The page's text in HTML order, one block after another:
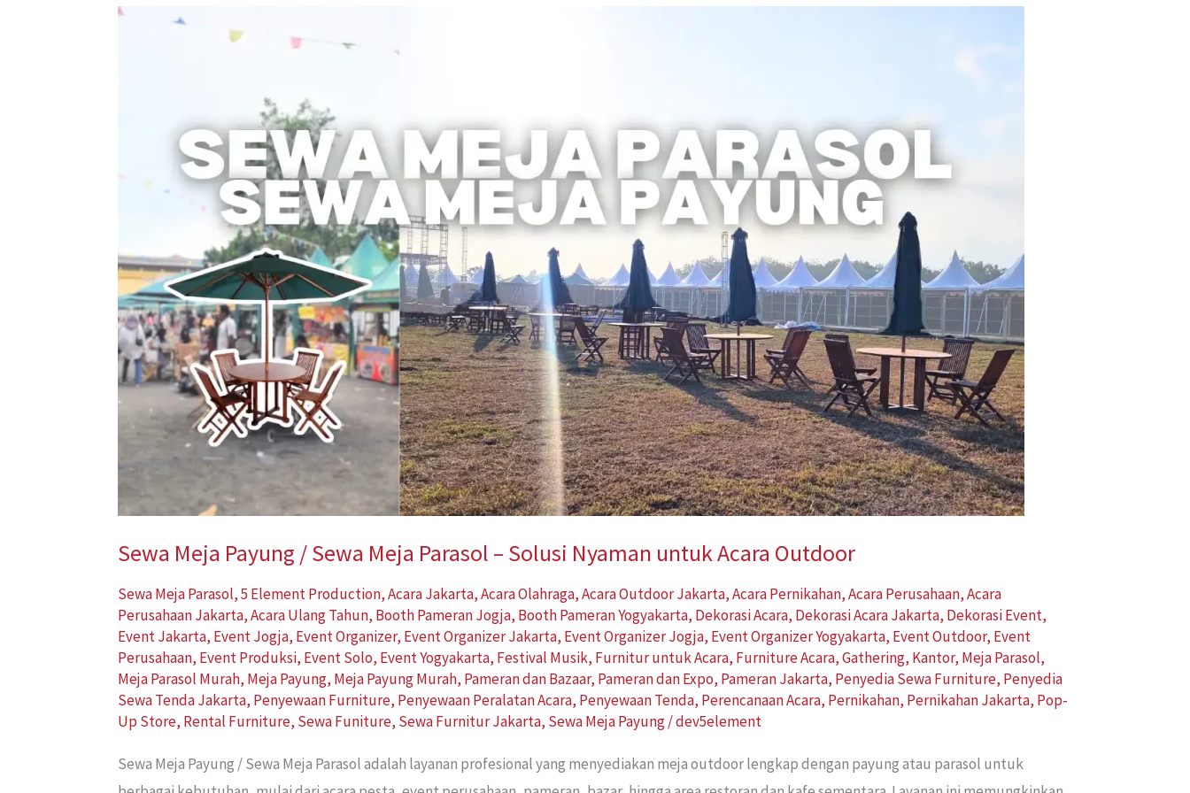
Sewa Meja Payung / Sewa Meja Parasol – Solusi Nyaman untuk Acara Outdoor
Sewa Meja Parasol,5 Element Production,Acara Jakarta,Acara Olahraga,Acara Outdoor Jakarta,Acara Pernikahan,Acara Perusahaan,Acara
Perusahaan Jakarta,Acara Ulang Tahun, Booth Pameran Jogja, Booth Pameran Yogyakarta, Dekorasi Acara, Dekorasi Acara Jakarta, Dekorasi Event,
Event Jakarta, Event Jogja, Event Organizer, Event Organizer Jakarta, Event Organizer Jogja, Event Organizer Yogyakarta, Event Outdoor, Event
Perusahaan, Event Produksi, Event Solo, Event Yogyakarta, Festival Musik, Furnitur untuk Acara, Furniture Acara,Gathering, Kantor, Meja Parasol,
Meja Parasol Murah, Meja Payung, Meja Payung Murah, Pameran dan Bazaar, Pameran dan Expo, Pameran Jakarta, Penyedia Sewa Furniture, Penyedia
Sewa Tenda Jakarta, Penyewaan Furniture, Penyewaan Peralatan Acara, Penyewaan Tenda, Perencanaan Acara, Pernikahan, Pernikahan Jakarta, Pop-
Up Store, Rental Furniture, Sewa Funiture, Sewa Furnitur Jakarta, Sewa Meja Payung/dev5element
Sewa Meja Payung / Sewa Meja Parasol adalah layanan profesional yang menyediakan meja outdoor lengkap dengan payung atau parasol untuk
Sewa
Parasol
Nyaman
untuk
Acara
Outdoor